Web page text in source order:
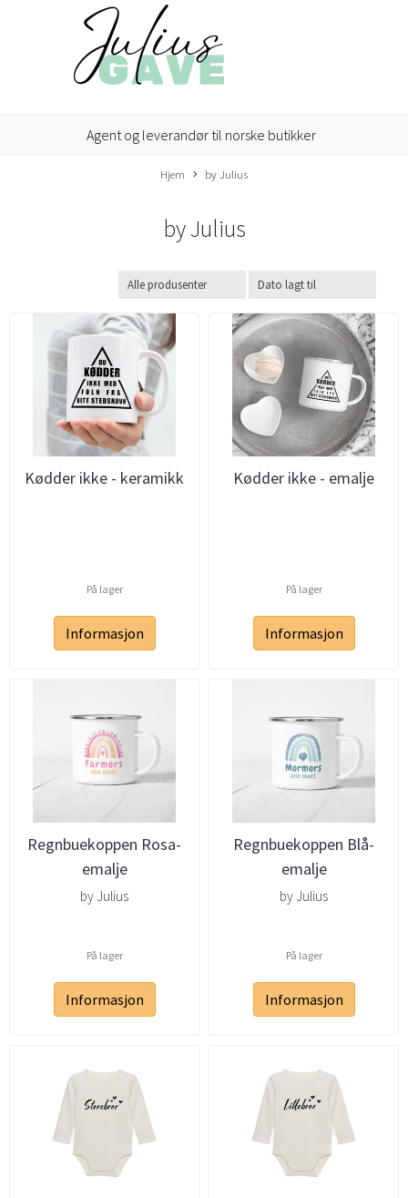
Agent og leverandør til norske butikker
Hjem by Julius
by Julius
Kødder ikke - keramikk
På lager
Informasjon
Kødder ikke - emalje
På lager
Informasjon
Regnbuekoppen Rosa-
emalje
by Julius
På lager
Informasjon
Regnbuekoppen Blå-
emalje
by Julius
På lager
Informasjon